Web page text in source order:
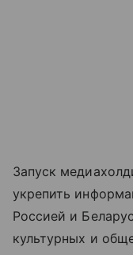
Запуск
укрепить
Россией и
культурных и